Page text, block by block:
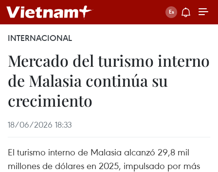
INTERNACIONAL
Mercado del turismo interno
de Malasia continúa su
crecimiento
18/06/2026 18:33
El turismo interno de Malasia alcanzó 29,8 mil
millones de dólares en 2025, impulsado por más